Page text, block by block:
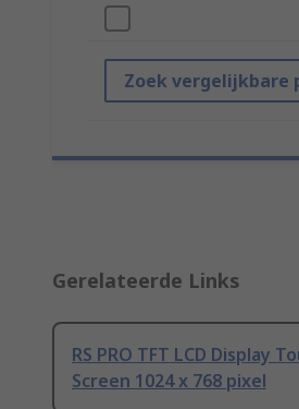
Zoek vergelijkbare
Gerelateerde Links
RS PRO TFT LCD Display
Screen 1024 x 768 pixel